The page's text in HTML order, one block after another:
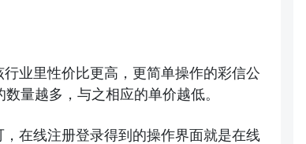
业里性价比更高，更简单操作的彩信公
量越多，与之相应的单价越低。
在线注册登录得到的操作界面就是在线